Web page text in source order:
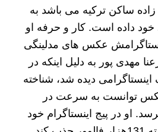
زاده ساکن ترکیه می باشد به
خود داده است. کار و حرفه او
عکس های مدلینگی
مهدی پور به دلیل اینکه در
دیده شد، شناخته
عکس توانست به سرعت در
او در پیج اینستاگرام خود